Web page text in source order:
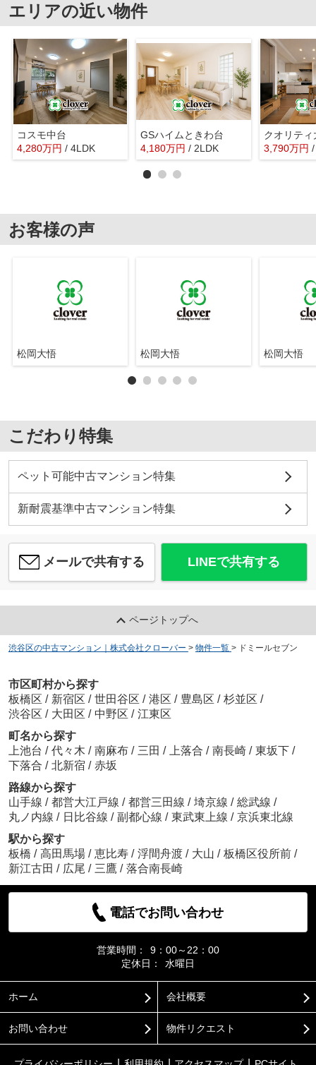
エリアの近い物件
コスモ中台
4,280万円 / 4LDK
GSハイムときわ台
4,180万円 / 2LDK
クオリティ
3,790万円
お客様の声
松岡大悟 松岡大悟 松岡大悟
こだわり特集
ペット可能中古マンション特集
新耐震基準中古マンション特集
メールで共有する LINEで共有する
ページトップへ
渋谷区の中古マンション｜株式会社クローバー > 物件一覧 > ドミールセブン
市区町村から探す
板橋区 / 新宿区 / 世田谷区 / 港区 / 豊島区 / 杉並区 /
渋谷区 / 大田区 / 中野区 / 江東区
町名から探す
上池台 / 代々木 / 南麻布 / 三田 / 上落合 / 南長崎 / 東坂下 /
下落合 / 北新宿 / 赤坂
路線から探す
山手線 / 都営大江戸線 / 都営三田線 / 埼京線 / 総武線 /
丸ノ内線 / 日比谷線 / 副都心線 / 東武東上線 / 京浜東北線
駅から探す
板橋 / 高田馬場 / 恵比寿 / 浮間舟渡 / 大山 / 板橋区役所前 /
新江古田 / 広尾 / 三鷹 / 落合南長崎
電話でお問い合わせ
営業時間：
9：00～22：00
定休日：
水曜日
ホーム 会社概要
お問い合わせ 物件リクエスト